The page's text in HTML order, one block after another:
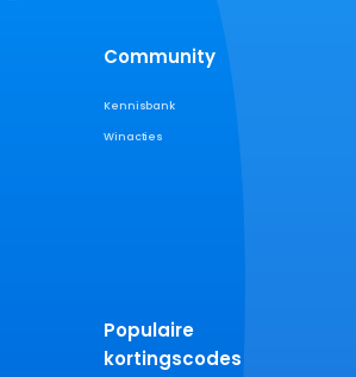
Community
Kennisbank
Winacties
Populaire
kortingscodes